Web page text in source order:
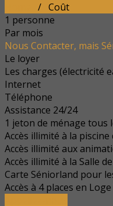
/ Coût
1 personne
Par mois
Nous Contacter, mais
Le loyer
Les charges (électricité
Internet
Téléphone
Assistance 24/24
1 jeton de ménage tous
Accès illimité à la
Accès illimité aux
Accès illimité à la Salle
Carte Séniorland pour
Accès à 4 places en